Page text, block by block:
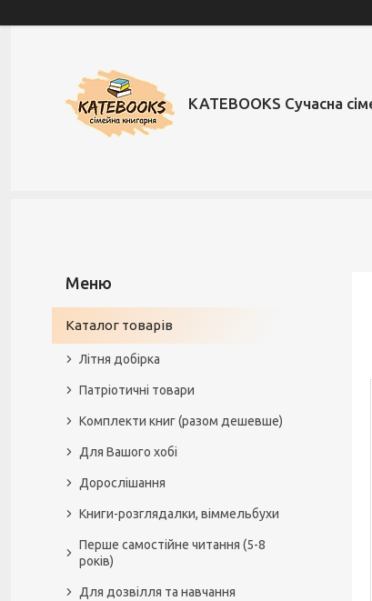
KATEBOOKS Сучасна
Каталог товарів
Літня добірка
Патріотичні товари
Комплекти книг (разом дешевше)
Для Вашого хобі
Дорослішання
Книги-розглядалки, віммельбухи
Перше самостійне читання (5-8
років)
Для дозвілля та навчання